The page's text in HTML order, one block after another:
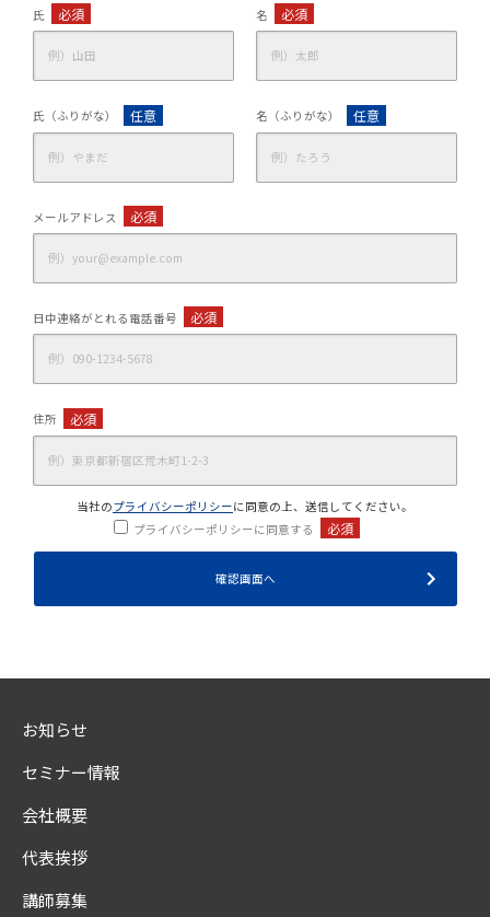
氏 必須 名 必須
氏（ふりがな） 任意 名（ふりがな） 任意
メールアドレス 必須
日中連絡がとれる電話番号 必須
住所 必須
当社のプライバシーポリシーに同意の上、送信してください。
プライバシーポリシーに同意する
必須
お知らせ
セミナー情報
会社概要
代表挨拶
講師募集